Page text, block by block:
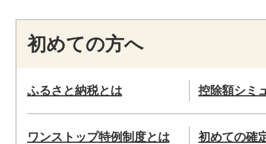
初めての方へ
ふるさと納税とは 控除額シミ
ワンストップ特例制度とは 初めての確